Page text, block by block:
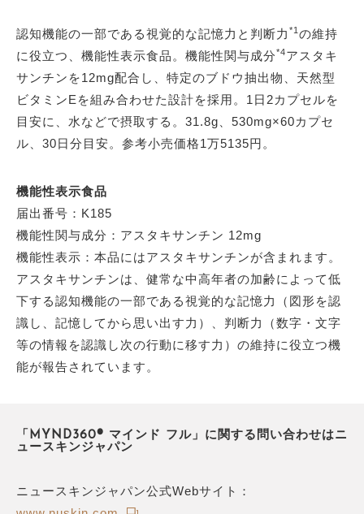
認知機能の一部である視覚的な記憶力と判断力 *1 の維持
に役立つ、機能性表示食品。機能性関与成分*4アスタキ
サンチンを12mg配合し、特定のブドウ抽出物、天然型
ビタミンEを組み合わせた設計を採用。1日2カプセルを
目安に、水などで摂取する。31.8g、530mg×60カプセ
ル、30日分目安。参考小売価格1万5135円。
機能性表示食品
届出番号：K185
機能性関与成分：アスタキサンチン 12mg
機能性表示：本品にはアスタキサンチンが含まれます。
アスタキサンチンは、健常な中高年者の加齢によって低
下する認知機能の一部である視覚的な記憶力（図形を認
識し、記憶してから思い出す力）、判断力（数字・文字
等の情報を認識し次の行動に移す力）の維持に役立つ機
能が報告されています。
「MYND360® マインド フル」に関する問い合わせはニ
ュースキンジャパン
ニュースキンジャパン公式Webサイト：